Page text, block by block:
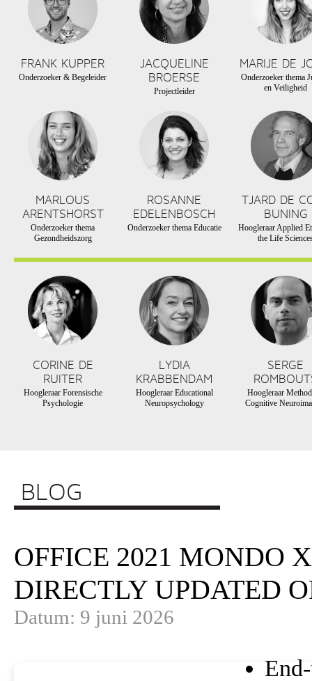
FRANK KUPPER
Onderzoeker & Begeleider
JACQUELINE
BROERSE
Projectleider
MARIJE DE
Onderzoeker thema
en Veiligheid
MARLOUS
ARENTSHORST
Onderzoeker thema
Gezondheidszorg
ROSANNE
EDELENBOSCH
Onderzoeker thema Educatie
TJARD DE
BUNING
Hoogleraar Applied
the Life
CORINE DE
RUITER
Hoogleraar Forensische
Psychologie
LYDIA
KRABBENDAM
Hoogleraar Educational
Neuropsychology
SERGE
Hoogleraar
Cognitive
BLOG
OFFICE 2021 MONDO
DIRECTLY UPDATED
Datum: 9 juni 2026